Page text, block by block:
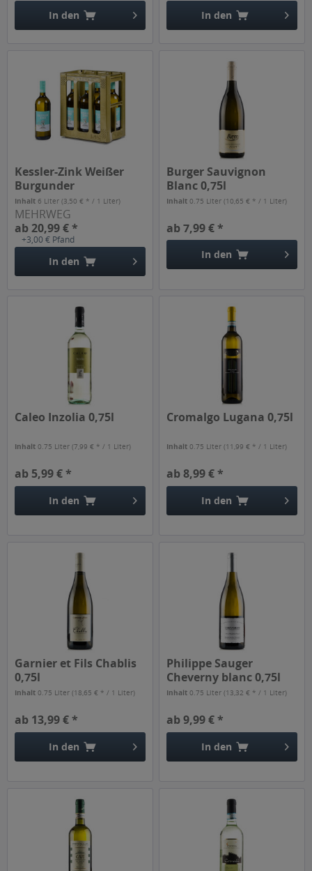
In den In den
Kessler-Zink Weißer
Burgunder
halbtrocken 6 x 1l
Inhalt 6 Liter(3,50 € * / 1 Liter)
MEHRWEG
ab 20,99 € *
+3,00 € Pfand
In den
Burger Sauvignon
Blanc 0,75l
Inhalt0.75 Liter(10,65 € * / 1 Liter)
ab 7,99 € *
In den
Caleo Inzolia 0,75l
Inhalt0.75 Liter(7,99 € * / 1 Liter)
ab 5,99 € *
In den
Cromalgo Lugana 0,75l
Inhalt0.75 Liter(11,99 € * / 1 Liter)
ab 8,99 € *
In den
Garnier et Fils Chablis
0,75l
Inhalt0.75 Liter(18,65 € * / 1 Liter)
ab 13,99 € *
In den
Philippe Sauger
Cheverny blanc 0,75l
Inhalt0.75 Liter(13,32 € * / 1 Liter)
ab 9,99 € *
In den